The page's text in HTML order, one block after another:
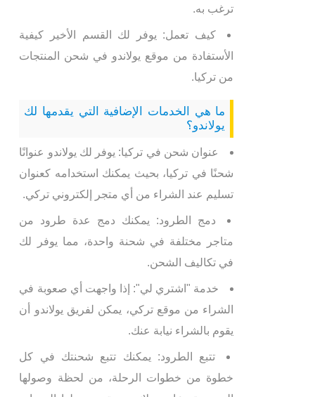
ترغب به.
كيف تعمل: يوفر لك القسم الأخير كيفية
الأستفادة من موقع يولاندو في شحن المنتجات
من تركيا.
ما هي الخدمات الإضافية التي يقدمها لك
يولاندو؟
عنوان شحن في تركيا: يوفر لك يولاندو عنوانًا
شحنًا في تركيا، بحيث يمكنك استخدامه كعنوان
تسليم عند الشراء من أي متجر إلكتروني تركي.
دمج الطرود: يمكنك دمج عدة طرود من
متاجر مختلفة في شحنة واحدة، مما يوفر لك
في تكاليف الشحن.
خدمة "اشتري لي": إذا واجهت أي صعوبة في
الشراء من موقع تركي، يمكن لفريق يولاندو أن
يقوم بالشراء نيابة عنك.
تتبع الطرود: يمكنك تتبع شحنتك في كل
خطوة من خطوات الرحلة، من لحظة وصولها